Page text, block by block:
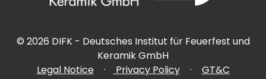
© 2026 DIFK - Deutsches Institut für Feuerfest und
Keramik GmbH
Legal Notice
· Privacy Policy · GT&C